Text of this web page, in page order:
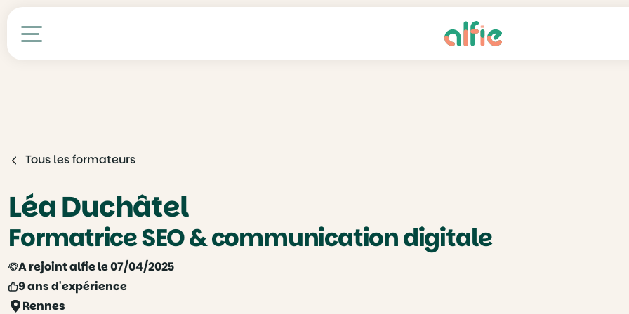
Tous les formateurs
Léa Duchâtel
Formatrice SEO & communication digitale
A rejoint alfie le 07/04/2025
9 ans d'expérience
Rennes